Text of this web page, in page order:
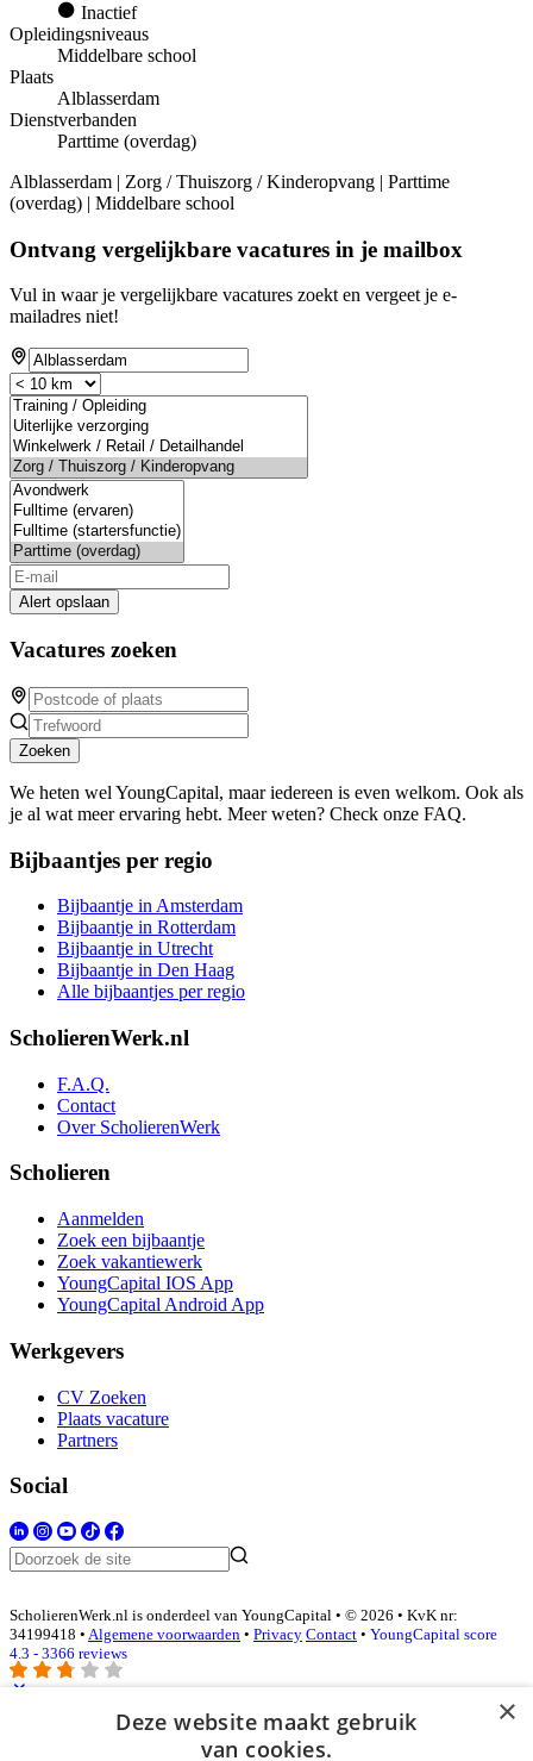
Inactief
Opleidingsniveaus
Middelbare school
Plaats
Alblasserdam
Dienstverbanden
Parttime (overdag)
Alblasserdam | Zorg / Thuiszorg / Kinderopvang | Parttime
(overdag) | Middelbare school
Ontvang vergelijkbare vacatures in je mailbox
Vul in waar je vergelijkbare vacatures zoekt en vergeet je e-
mailadres niet!
Alert opslaan
Vacatures zoeken
Zoeken
We heten wel YoungCapital, maar iedereen is even welkom. Ook als
je al wat meer ervaring hebt. Meer weten? Check onze FAQ.
Bijbaantjes per regio
Bijbaantje in Amsterdam
Bijbaantje in Rotterdam
Bijbaantje in Utrecht
Bijbaantje in Den Haag
Alle bijbaantjes per regio
ScholierenWerk.nl
F.A.Q.
Contact
Over ScholierenWerk
Scholieren
Aanmelden
Zoek een bijbaantje
Zoek vakantiewerk
YoungCapital IOS App
YoungCapital Android App
Werkgevers
CV Zoeken
Plaats vacature
Partners
Social
ScholierenWerk.nl is onderdeel van YoungCapital • © 2026 • KvK nr:
34199418 • Algemene voorwaarden • Privacy Contact • YoungCapital score
4.3 - 3366 reviews
Inloggen als bedrijf
×
Deze website maakt gebruik
van cookies.